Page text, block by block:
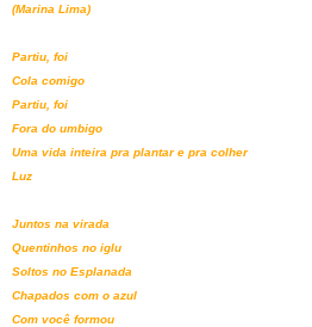
(Marina Lima)
Partiu, foi
Cola comigo
Partiu, foi
Fora do umbigo
Uma vida inteira pra plantar e pra colher
Luz
Juntos na virada
Quentinhos no iglu
Soltos no Esplanada
Chapados com o azul
Com você formou